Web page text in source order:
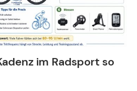
im Radsport so